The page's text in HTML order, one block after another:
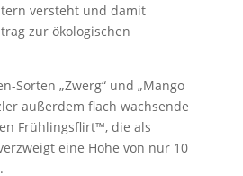
versteht und damit
zur ökologischen
Sorten „Zwerg“ und „Mango
außerdem flach wachsende
Frühlingsflirt™, die als
eine Höhe von nur 10